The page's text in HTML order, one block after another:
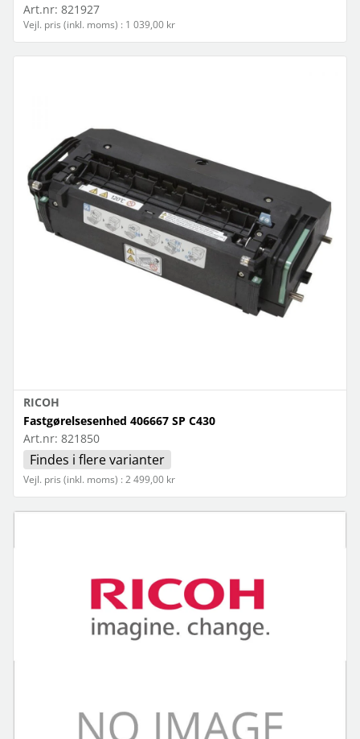
Art.nr: 821927
Vejl. pris (inkl. moms) : 1 039,00 kr
RICOH
Fastgørelsesenhed 406667 SP C430
Art.nr: 821850
Findes i flere varianter
Vejl. pris (inkl. moms) : 2 499,00 kr